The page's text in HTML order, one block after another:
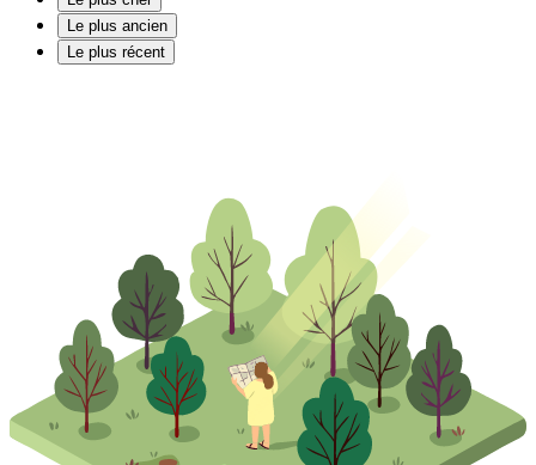
Le plus ancien
Le plus récent